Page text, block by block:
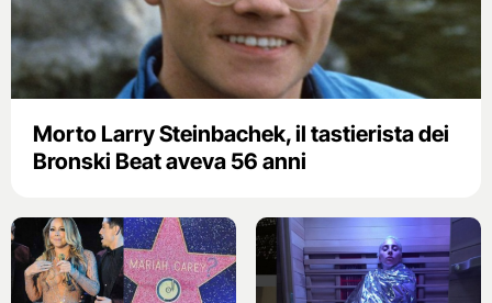
Morto Larry Steinbachek, il tastierista dei
Bronski Beat aveva 56 anni